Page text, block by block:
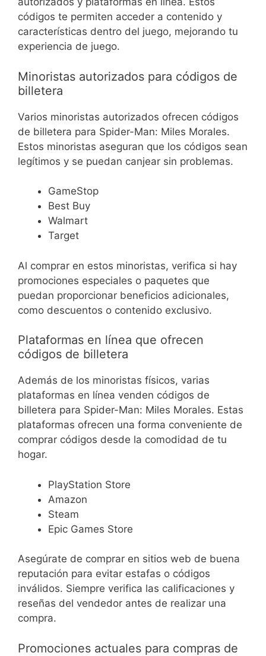
códigos te permiten acceder a contenido y
características dentro del juego, mejorando tu
experiencia de juego.
Minoristas autorizados para códigos de
billetera
Varios minoristas autorizados ofrecen códigos
de billetera para Spider-Man: Miles Morales.
Estos minoristas aseguran que los códigos sean
legítimos y se puedan canjear sin problemas.
GameStop
Best Buy
Walmart
Target
Al comprar en estos minoristas, verifica si hay
promociones especiales o paquetes que
puedan proporcionar beneficios adicionales,
como descuentos o contenido exclusivo.
Plataformas en línea que ofrecen
códigos de billetera
Además de los minoristas físicos, varias
plataformas en línea venden códigos de
billetera para Spider-Man: Miles Morales. Estas
plataformas ofrecen una forma conveniente de
comprar códigos desde la comodidad de tu
hogar.
PlayStation Store
Amazon
Steam
Epic Games Store
Asegúrate de comprar en sitios web de buena
reputación para evitar estafas o códigos
inválidos. Siempre verifica las calificaciones y
reseñas del vendedor antes de realizar una
compra.
Promociones actuales para compras de